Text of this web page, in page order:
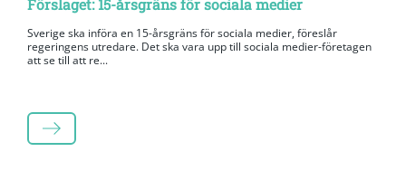
Sverige ska införa en 15-årsgräns för sociala medier, föreslår
regeringens utredare. Det ska vara upp till sociala medier-företagen
att se till att re...
LÄS MER